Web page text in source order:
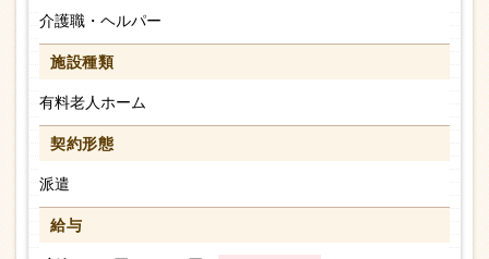
介護職・ヘルパー
施設種類
有料老人ホーム
契約形態
派遣
給与